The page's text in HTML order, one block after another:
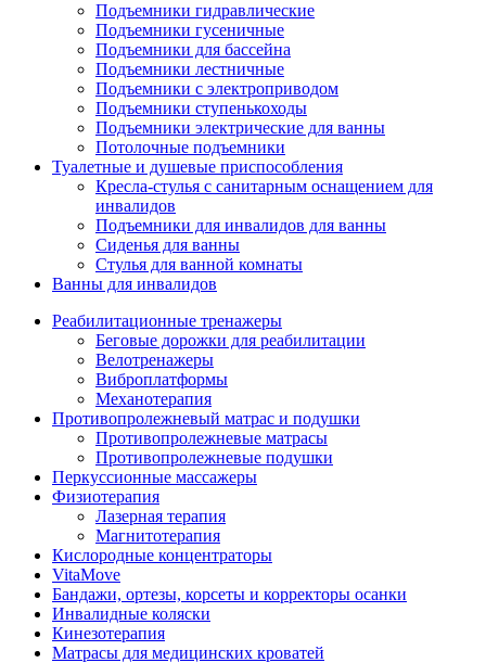
Подъемники гидравлические
Подъемники гусеничные
Подъемники для бассейна
Подъемники лестничные
Подъемники с электроприводом
Подъемники ступенькоходы
Подъемники электрические для ванны
Потолочные подъемники
Туалетные и душевые приспособления
Кресла-стулья с санитарным оснащением для
инвалидов
Подъемники для инвалидов для ванны
Сиденья для ванны
Стулья для ванной комнаты
Ванны для инвалидов
Реабилитационные тренажеры
Беговые дорожки для реабилитации
Велотренажеры
Виброплатформы
Механотерапия
Противопролежневый матрас и подушки
Противопролежневые матрасы
Противопролежневые подушки
Перкуссионные массажеры
Физиотерапия
Лазерная терапия
Магнитотерапия
Кислородные концентраторы
VitaMove
Бандажи, ортезы, корсеты и корректоры осанки
Инвалидные коляски
Кинезотерапия
Матрасы для медицинских кроватей